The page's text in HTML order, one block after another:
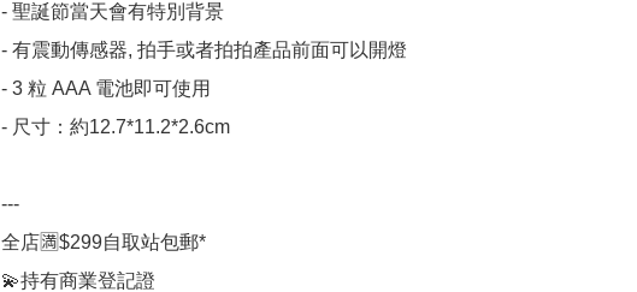
- 聖誕節當天會有特別背景
- 有震動傳感器, 拍手或者拍拍產品前面可以開燈
- 3 粒 AAA 電池即可使用
- 尺寸：約12.7*11.2*2.6cm
---
全店🈵$299自取站包郵*
💫持有商業登記證